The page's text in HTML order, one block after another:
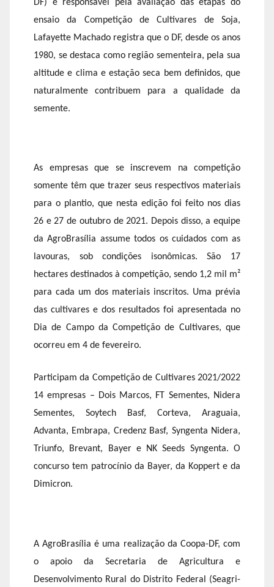
DF) e responsável pela avaliação das etapas do
ensaio da Competição de Cultivares de Soja,
Lafayette Machado registra que o DF, desde os anos
1980, se destaca como região sementeira, pela sua
altitude e clima e estação seca bem definidos, que
naturalmente contribuem para a qualidade da
semente.
As empresas que se inscrevem na competição
somente têm que trazer seus respectivos materiais
para o plantio, que nesta edição foi feito nos dias
26 e 27 de outubro de 2021. Depois disso, a equipe
da AgroBrasília assume todos os cuidados com as
lavouras, sob condições isonômicas. São 17
hectares destinados à competição, sendo 1,2 mil m²
para cada um dos materiais inscritos. Uma prévia
das cultivares e dos resultados foi apresentada no
Dia de Campo da Competição de Cultivares, que
ocorreu em 4 de fevereiro.
Participam da Competição de Cultivares 2021/2022
14 empresas – Dois Marcos, FT Sementes, Nidera
Sementes, Soytech Basf, Corteva, Araguaia,
Advanta, Embrapa, Credenz Basf, Syngenta Nidera,
Triunfo, Brevant, Bayer e NK Seeds Syngenta. O
concurso tem patrocínio da Bayer, da Koppert e da
Dimicron.
A AgroBrasília é uma realização da Coopa-DF, com
o apoio da Secretaria de Agricultura e
Desenvolvimento Rural do Distrito Federal (Seagri-